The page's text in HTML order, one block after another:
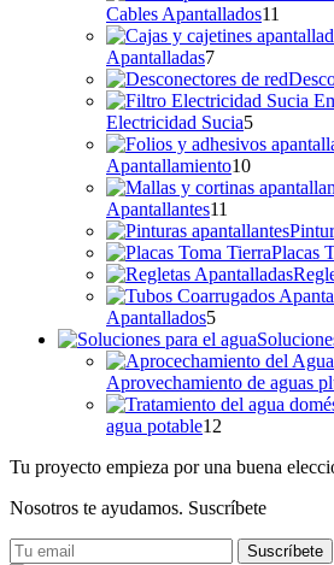
Cables Apantallados11
Apantalladas77
productos
Electricidad Sucia55
productos
Apantallamiento1010
productos
Apantallantes11
productos
Placas
Apantallados55
productos
Aprovechamiento de aguas
agua potable12
Tu proyecto empieza por una buena
Nosotros te ayudamos. Suscríbete